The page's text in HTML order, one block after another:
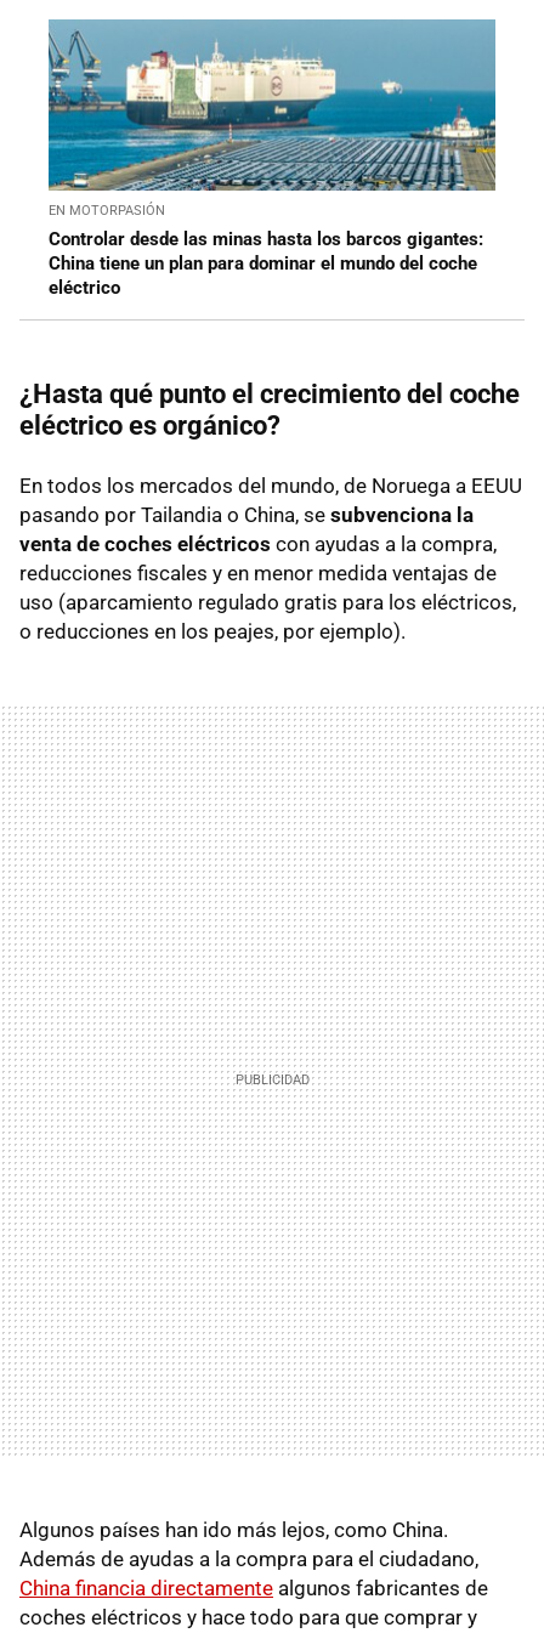
EN MOTORPASIÓN
Controlar desde las minas hasta los barcos gigantes:
China tiene un plan para dominar el mundo del coche
eléctrico
¿Hasta qué punto el crecimiento del coche
eléctrico es orgánico?
En todos los mercados del mundo, de Noruega a EEUU
pasando por Tailandia o China, se subvenciona la
venta de coches eléctricos con ayudas a la compra,
reducciones fiscales y en menor medida ventajas de
uso (aparcamiento regulado gratis para los eléctricos,
o reducciones en los peajes, por ejemplo).
Algunos países han ido más lejos, como China.
Además de ayudas a la compra para el ciudadano,
China financia directamente algunos fabricantes de
coches eléctricos y hace todo para que comprar y